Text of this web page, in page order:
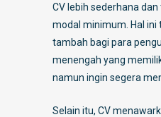
CV lebih sederhana
modal minimum. Hal ini
tambah bagi para
menengah yang
namun ingin segera
Selain itu, CV